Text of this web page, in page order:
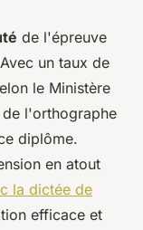
de l'épreuve
un taux de
le Ministère
l'orthographe
diplôme.
en atout
la dictée de
efficace et